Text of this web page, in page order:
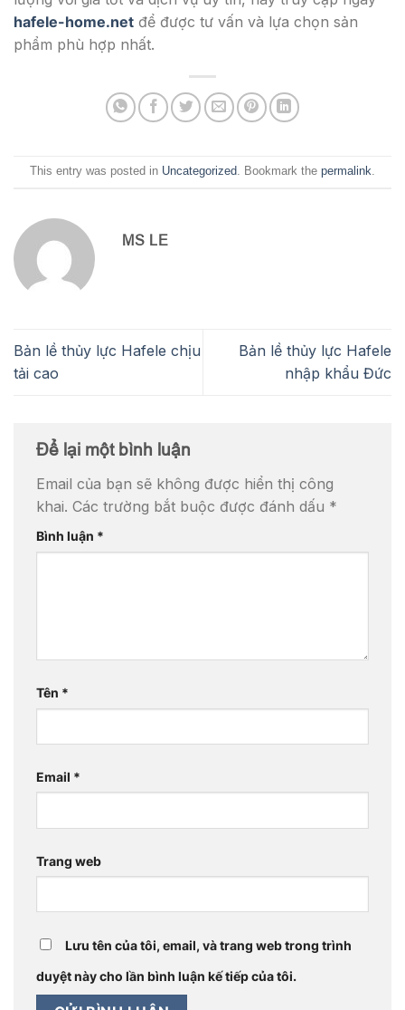
hafele-home.net để được tư vấn và lựa chọn sản
phẩm phù hợp nhất.
This entry was posted in Uncategorized. Bookmark the permalink.
MS LE
Bản lề thủy lực Hafele chịu
tải cao
Bản lề thủy lực Hafele
nhập khẩu Đức
Để lại một bình luận
Email của bạn sẽ không được hiển thị công
khai. Các trường bắt buộc được đánh dấu *
Bình luận *
Tên *
Email *
Trang web
Lưu tên của tôi, email, và trang web trong trình
duyệt này cho lần bình luận kế tiếp của tôi.